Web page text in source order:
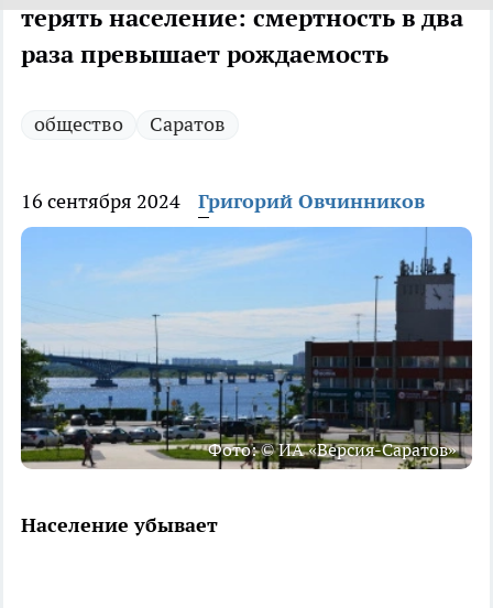
терять население: смертность в два
раза превышает рождаемость
общество Саратов
16 сентября 2024 Григорий Овчинников
Фото: © ИА «Версия-Саратов»
Население убывает